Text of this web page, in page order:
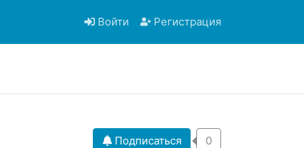
Войти Регистрация
Подписаться 0